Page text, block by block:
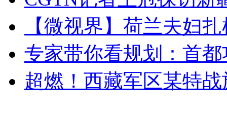
【微视界】荷兰夫妇
专家带你看规划：首
超燃！西藏军区某特